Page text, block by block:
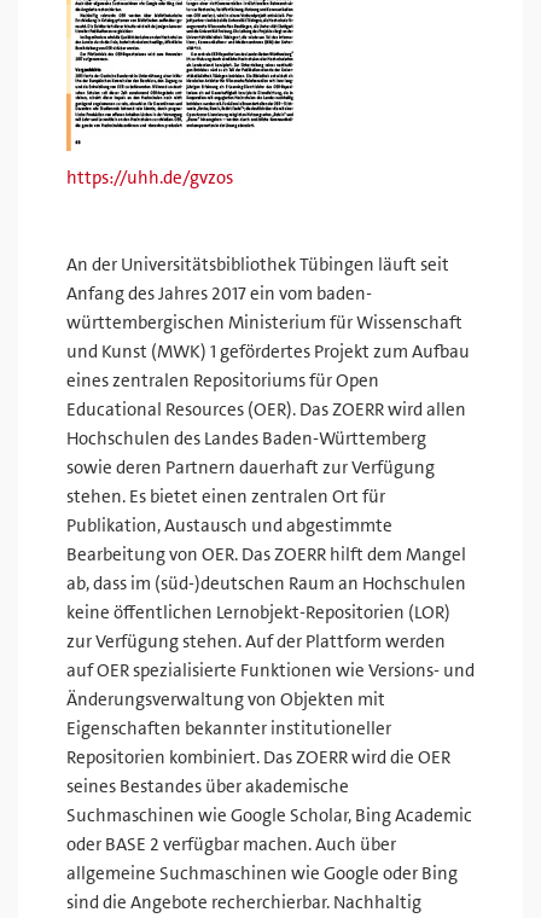
https://uhh.de/gvzos
An der Universitätsbibliothek Tübingen läuft seit
Anfang des Jahres 2017 ein vom baden-
württembergischen Ministerium für Wissenschaft
und Kunst (MWK) 1 gefördertes Projekt zum Aufbau
eines zentralen Repositoriums für Open
Educational Resources (OER). Das ZOERR wird allen
Hochschulen des Landes Baden-Württemberg
sowie deren Partnern dauerhaft zur Verfügung
stehen. Es bietet einen zentralen Ort für
Publikation, Austausch und abgestimmte
Bearbeitung von OER. Das ZOERR hilft dem Mangel
ab, dass im (süd-)deutschen Raum an Hochschulen
keine öffentlichen Lernobjekt-Repositorien (LOR)
zur Verfügung stehen. Auf der Plattform werden
auf OER spezialisierte Funktionen wie Versions- und
Änderungsverwaltung von Objekten mit
Eigenschaften bekannter institutioneller
Repositorien kombiniert. Das ZOERR wird die OER
seines Bestandes über akademische
Suchmaschinen wie Google Scholar, Bing Academic
oder BASE 2 verfügbar machen. Auch über
allgemeine Suchmaschinen wie Google oder Bing
sind die Angebote recherchierbar. Nachhaltig